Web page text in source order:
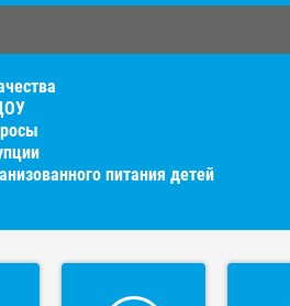
питания детей